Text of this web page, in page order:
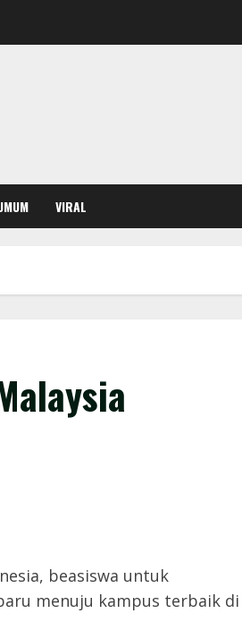
VIRAL
beasiswa untuk
menuju kampus terbaik di